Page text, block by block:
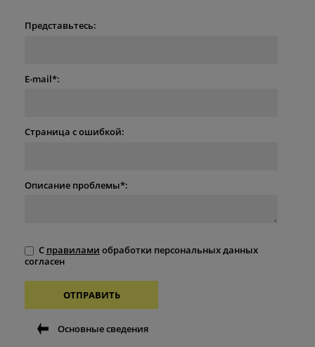
Представьтесь:
E-mail*:
Страница с ошибкой:
Описание проблемы*:
С правилами обработки персональных данных
согласен
ОТПРАВИТЬ
Основные сведения